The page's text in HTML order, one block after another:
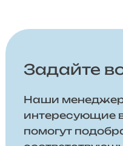
Задайте
Наши
интересующие
помогут